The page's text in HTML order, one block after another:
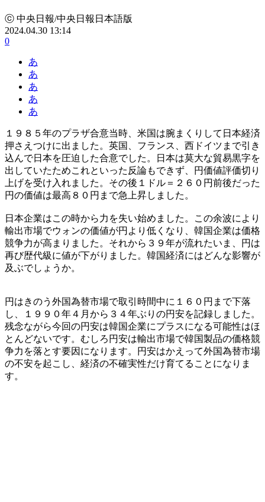
ⓒ 中央日報/中央日報日本語版
2024.04.30 13:14
0
あ
あ
あ
あ
あ
１９８５年のプラザ合意当時、米国は腕まくりして日本経済
押さえつけに出ました。英国、フランス、西ドイツまで引き
込んで日本を圧迫した合意でした。日本は莫大な貿易黒字を
出していたためこれといった反論もできず、円価値評価切り
上げを受け入れました。その後１ドル＝２６０円前後だった
円の価値は最高８０円まで急上昇しました。
日本企業はこの時から力を失い始めました。この余波により
輸出市場でウォンの価値が円より低くなり、韓国企業は価格
競争力が高まりました。それから３９年が流れたいま、円は
再び歴代級に値が下がりました。韓国経済にはどんな影響が
及ぶでしょうか。
円はきのう外国為替市場で取引時間中に１６０円まで下落
し、１９９０年４月から３４年ぶりの円安を記録しました。
残念ながら今回の円安は韓国企業にプラスになる可能性はほ
とんどないです。むしろ円安は輸出市場で韓国製品の価格競
争力を落とす要因になります。円安はかえって外国為替市場
の不安を起こし、経済の不確実性だけ育てることになりま
す。